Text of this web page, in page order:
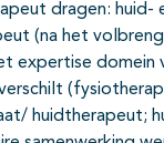
dragen: huid-
(na het
expertise domein
huidtherapeut;